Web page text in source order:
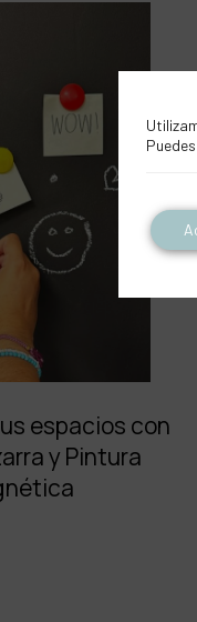
espacios con
y Pintura